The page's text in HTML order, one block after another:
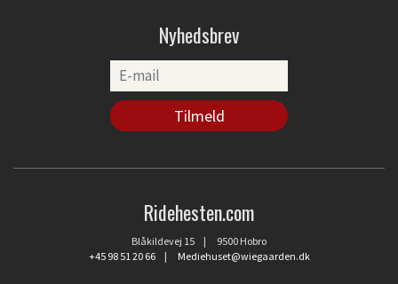
Nyhedsbrev
Ridehesten.com
Blåkildevej 15 | 9500 Hobro
+45 98 51 20 66| Mediehuset@wiegaarden.dk